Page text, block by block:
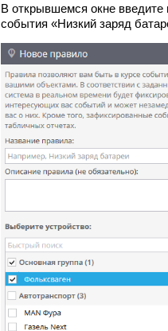
В открывшемся окне введите
события «Низкий заряд